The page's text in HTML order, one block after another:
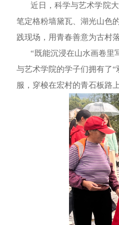
近日，科学与艺术学院
笔定格粉墙黛瓦、湖光山色
践现场，用青春善意为古村
“既能沉浸在山水画卷里写
与艺术学院的学子们拥有了
服，穿梭在宏村的青石板路